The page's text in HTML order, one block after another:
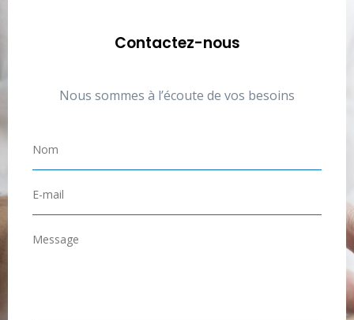
Contactez-nous
Nous sommes à l’écoute de vos besoins
N
o
m
*
E
-
m
M